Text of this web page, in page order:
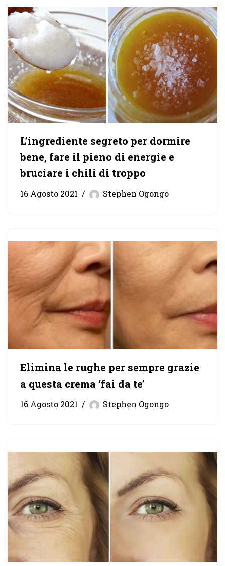
L’ingrediente segreto per dormire
bene, fare il pieno di energie e
bruciare i chili di troppo
16 Agosto 2021 Stephen Ogongo
Elimina le rughe per sempre grazie
a questa crema ‘fai da te’
16 Agosto 2021 Stephen Ogongo